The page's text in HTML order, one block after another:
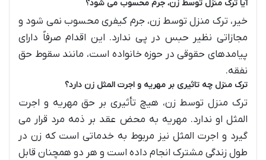
آیا ترک منزل توسط زن، جرم محسوب می شود؟
خیر، ترک منزل توسط زن، جرم کیفری محسوب نمی شود و
مجازاتی نظیر حبس در پی ندارد. این اقدام صرفاً دارای
پیامدهای حقوقی در حوزه خانواده است، مانند سقوط حق
نفقه.
ترک منزل چه تاثیری بر مهریه و اجرت المثل زن دارد؟
ترک منزل توسط زن، هیچ تأثیری بر حق مهریه و اجرت
المثل او ندارد. مهریه به محض عقد بر ذمه مرد قرار می
گیرد و اجرت المثل نیز مربوط به خدماتی است که زن در
طول زندگی مشترک انجام داده است و هر دو همچنان قابل